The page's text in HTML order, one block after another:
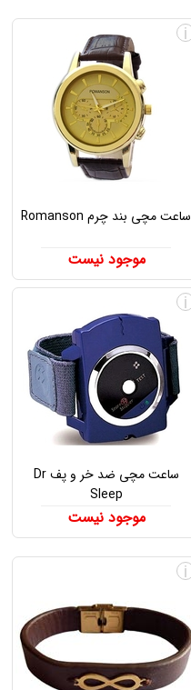
ساعت مچی بند چرم Romanson
موجود نیست
i
ساعت مچی ضد خر و پف Dr
Sleep
موجود نیست
i
i